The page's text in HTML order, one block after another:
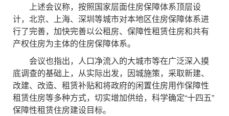
上述会议称，按照国家层面住房保障体系顶层设
计，北京、上海、深圳等城市对本地区住房保障体系进
行了完善，加快完善以公租房、保障性租赁住房和共有
产权住房为主体的住房保障体系。
会议也指出，人口净流入的大城市等在广泛深入摸
底调查的基础上，从实际出发，因城施策，采取新建、
改建、改造、租赁补贴和将政府的闲置住房用作保障性
租赁住房等多种方式，切实增加供给，科学确定“十四五”
保障性租赁住房建设目标。